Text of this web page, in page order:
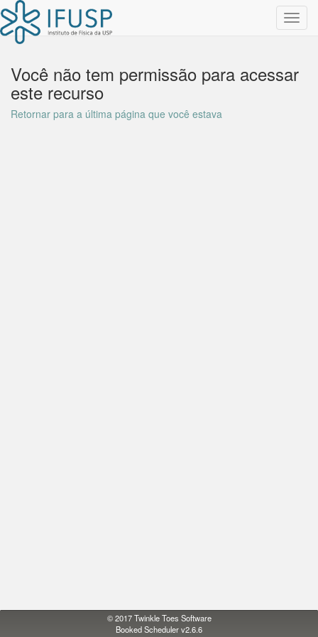
Você não tem permissão para acessar
este recurso
Retornar para a última página que você estava
© 2017Twinkle Toes Software
Booked Scheduler v2.6.6